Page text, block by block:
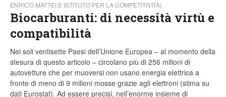
ENRICO MATTEI E ISTITUTO PER LA COMPETITIVITÀ)
Biocarburanti: di necessità virtù e
compatibilità
Nei soli ventisette Paesi dell’Unione Europea – al momento della
stesura di questo articolo – circolano più di 256 milioni di
autovetture che per muoversi non usano energia elettrica a
fronte di meno di 9 milioni mosse grazie agli elettroni (stima su
dati Eurostat). Ad essere precisi, nell’enorme insieme di